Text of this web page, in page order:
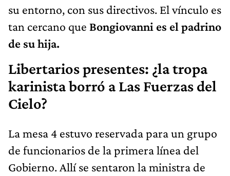
su entorno, con sus directivos. El vínculo es
tan cercano que Bongiovanni es el padrino
de su hija.
Libertarios presentes: ¿la tropa
karinista borró a Las Fuerzas del
Cielo?
La mesa 4 estuvo reservada para un grupo
de funcionarios de la primera línea del
Gobierno. Allí se sentaron la ministra de